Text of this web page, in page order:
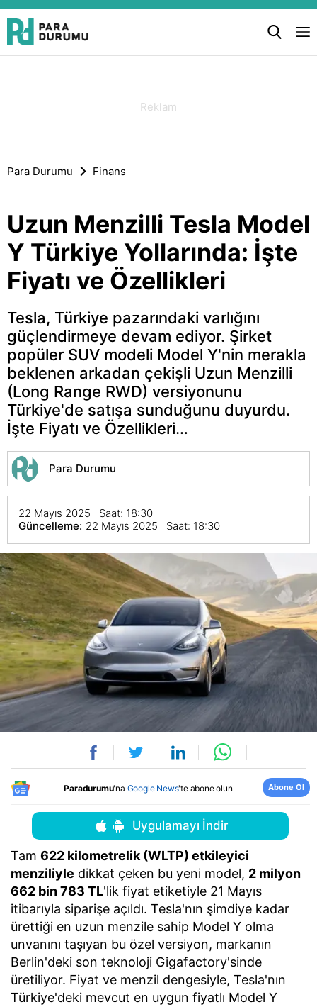
Para Durumu Finans
Uzun Menzilli Tesla Model
Y Türkiye Yollarında: İşte
Fiyatı ve Özellikleri
Tesla, Türkiye pazarındaki varlığını
güçlendirmeye devam ediyor. Şirket
popüler SUV modeli Model Y'nin merakla
beklenen arkadan çekişli Uzun Menzilli
(Long Range RWD) versiyonunu
Türkiye'de satışa sunduğunu duyurdu.
İşte Fiyatı ve Özellikleri…
Para Durumu
22 Mayıs 2025 Saat: 18:30
Güncelleme: 22 Mayıs 2025 Saat: 18:30
Paradurumu'na Google News'te abone olun Abone Ol
Uygulamayı İndir
Tam 622 kilometrelik (WLTP) etkileyici
menziliyle dikkat çeken bu yeni model, 2 milyon
662 bin 783 TL'lik fiyat etiketiyle 21 Mayıs
itibarıyla siparişe açıldı. Tesla'nın şimdiye kadar
ürettiği en uzun menzile sahip Model Y olma
unvanını taşıyan bu özel versiyon, markanın
Berlin'deki son teknoloji Gigafactory'sinde
üretiliyor. Fiyat ve menzil dengesiyle, Tesla'nın
Türkiye'deki mevcut en uygun fiyatlı Model Y